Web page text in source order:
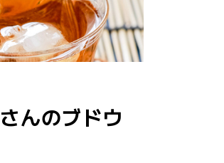
んのブドウ